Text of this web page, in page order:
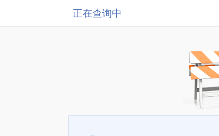
正在查询中